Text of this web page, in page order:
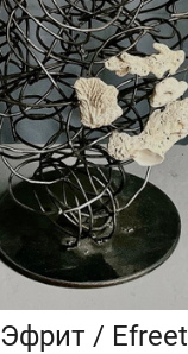
Эфрит / Efreet